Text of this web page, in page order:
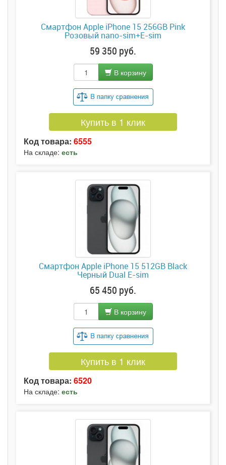
Смартфон Apple iPhone 15 256GB Pink
Розовый nano-sim+E-sim
59 350 руб.
В корзину
Купить в 1 клик
Код товара: 6555
На складе: есть
Смартфон Apple iPhone 15 512GB Black
Черный Dual E-sim
65 450 руб.
В корзину
Купить в 1 клик
Код товара: 6520
На складе: есть